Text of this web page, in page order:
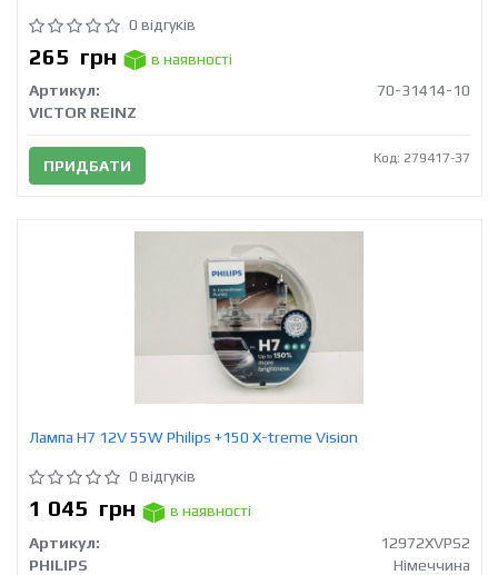
0 відгуків
265 грн
в наявності
Артикул:
70-31414-10
VICTOR REINZ
ПРИДБАТИ Код: 279417-37
Лампа Н7 12V 55W Philips +150 X-treme Vision
0 відгуків
1 045 грн
в наявності
Артикул:
12972XVPS2
PHILIPS
Німеччина